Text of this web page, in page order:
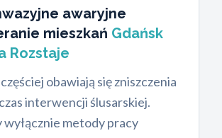
awaryjne
mieszkań Gdańsk
Rozstaje
obawiają się zniszczenia
interwencji ślusarskiej.
wyłącznie metody pracy